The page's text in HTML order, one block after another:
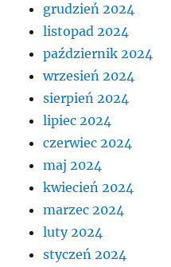
grudzień 2024
listopad 2024
październik 2024
wrzesień 2024
sierpień 2024
lipiec 2024
czerwiec 2024
maj 2024
kwiecień 2024
marzec 2024
luty 2024
styczeń 2024